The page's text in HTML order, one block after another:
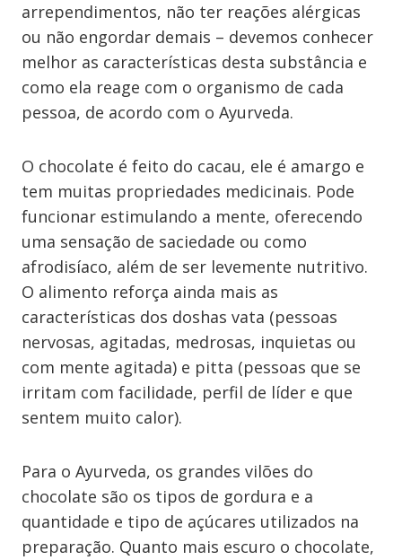
arrependimentos, não ter reações alérgicas
ou não engordar demais – devemos conhecer
melhor as características desta substância e
como ela reage com o organismo de cada
pessoa, de acordo com o Ayurveda.
O chocolate é feito do cacau, ele é amargo e
tem muitas propriedades medicinais. Pode
funcionar estimulando a mente, oferecendo
uma sensação de saciedade ou como
afrodisíaco, além de ser levemente nutritivo.
O alimento reforça ainda mais as
características dos doshas vata (pessoas
nervosas, agitadas, medrosas, inquietas ou
com mente agitada) e pitta (pessoas que se
irritam com facilidade, perfil de líder e que
sentem muito calor).
Para o Ayurveda, os grandes vilões do
chocolate são os tipos de gordura e a
quantidade e tipo de açúcares utilizados na
preparação. Quanto mais escuro o chocolate,